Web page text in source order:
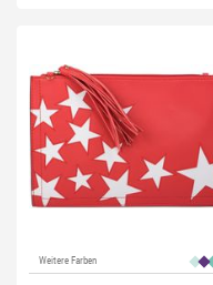
Weitere Farben